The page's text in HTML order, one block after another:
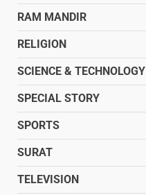
RAM MANDIR
RELIGION
SCIENCE & TECHNOLOGY
SPECIAL STORY
SPORTS
SURAT
TELEVISION